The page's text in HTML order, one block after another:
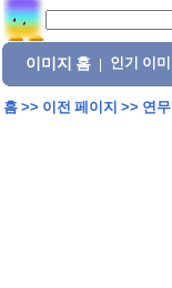
이미지 홈 인기 이미
홈>> 이전 페이지 >> 연